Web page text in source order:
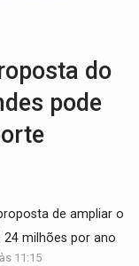
do
pode
de ampliar o
milhões por ano
11:15